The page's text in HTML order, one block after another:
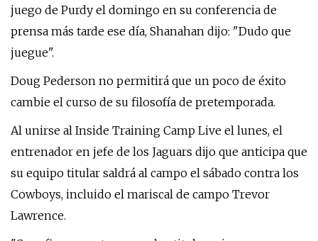
juego de Purdy el domingo en su conferencia de
prensa más tarde ese día, Shanahan dijo: "Dudo que
juegue".
Doug Pederson no permitirá que un poco de éxito
cambie el curso de su filosofía de pretemporada.
Al unirse al Inside Training Camp Live el lunes, el
entrenador en jefe de los Jaguars dijo que anticipa que
su equipo titular saldrá al campo el sábado contra los
Cowboys, incluido el mariscal de campo Trevor
Lawrence.